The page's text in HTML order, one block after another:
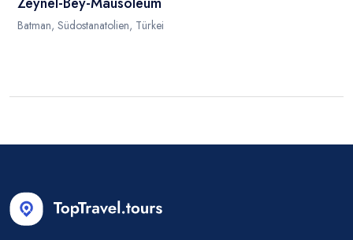
Batman, Südostanatolien, Türkei